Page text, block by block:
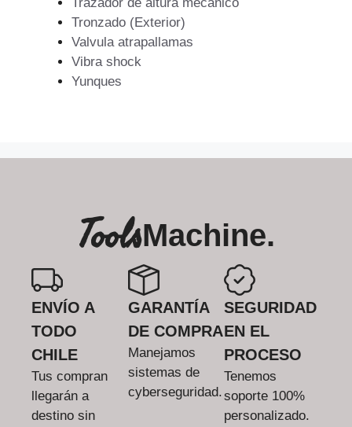
Tronzado (Exterior)
Valvula atrapallamas
Vibra shock
Yunques
ToolsMachine.
ENVÍO A
TODO
CHILE
Tus compran
llegarán a
destino sin
GARANTÍA
DE COMPRA
Manejamos
sistemas de
cyberseguridad.
SEGURIDAD
EN EL
PROCESO
Tenemos
soporte 100%
personalizado.